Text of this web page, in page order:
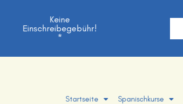
Keine
Einschreibegebühr!
*
Startseite Spanischkurse